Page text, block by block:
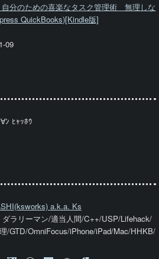
自分のための喜楽なタスク管理術 無理しな
QuickBooks)[Kindle版]
09
ﾝ ﾋｬｯﾎｳ
(ksworks) a.k.a. Ks
ラリーマン/適当人間/C++/USP/Lifehack/
/GTD/OmniFocus/iPhone/iPad/Mac/HHKB/